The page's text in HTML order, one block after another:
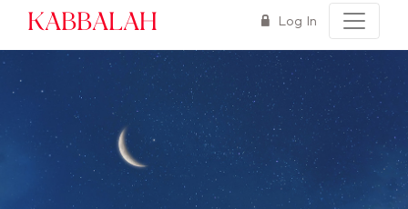
Kabbalah Log In